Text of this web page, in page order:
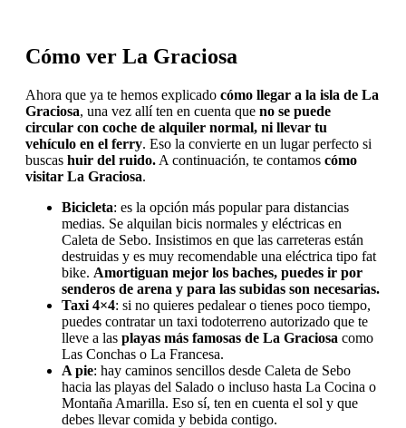
Cómo ver La Graciosa
Ahora que ya te hemos explicado cómo llegar a la isla de La
Graciosa, una vez allí ten en cuenta que no se puede
circular con coche de alquiler normal, ni llevar tu
vehículo en el ferry. Eso la convierte en un lugar perfecto si
buscas huir del ruido. A continuación, te contamos cómo
visitar La Graciosa.
Bicicleta: es la opción más popular para distancias
medias. Se alquilan bicis normales y eléctricas en
Caleta de Sebo. Insistimos en que las carreteras están
destruidas y es muy recomendable una eléctrica tipo fat
bike. Amortiguan mejor los baches, puedes ir por
senderos de arena y para las subidas son necesarias.
Taxi 4×4: si no quieres pedalear o tienes poco tiempo,
puedes contratar un taxi todoterreno autorizado que te
lleve a las playas más famosas de La Graciosa como
Las Conchas o La Francesa.
A pie: hay caminos sencillos desde Caleta de Sebo
hacia las playas del Salado o incluso hasta La Cocina o
Montaña Amarilla. Eso sí, ten en cuenta el sol y que
debes llevar comida y bebida contigo.